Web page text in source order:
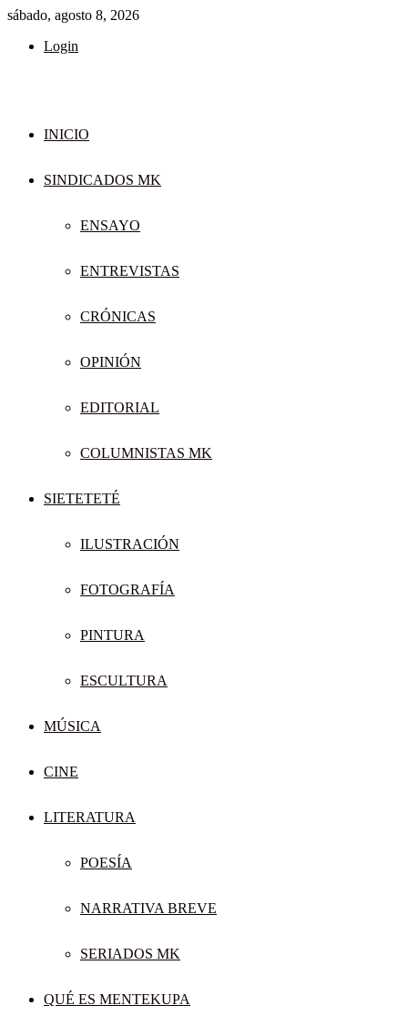
sábado, agosto 8, 2026
Login
INICIO
SINDICADOS MK
ENSAYO
ENTREVISTAS
CRÓNICAS
OPINIÓN
EDITORIAL
COLUMNISTAS MK
SIETETETÉ
ILUSTRACIÓN
FOTOGRAFÍA
PINTURA
ESCULTURA
MÚSICA
CINE
LITERATURA
POESÍA
NARRATIVA BREVE
SERIADOS MK
QUÉ ES MENTEKUPA